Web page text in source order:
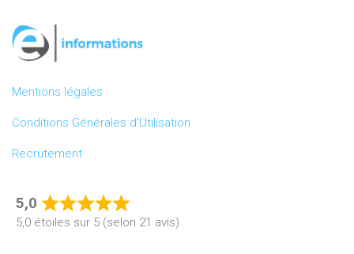
Mentions légales
Conditions Générales d’Utilisation
Recrutement
5,0
Rated
5,0
5,0 étoiles sur 5 (selon 21 avis)